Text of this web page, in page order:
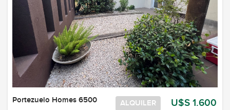
U$S 1.600
ALQUILER
Portezuelo Homes 6500